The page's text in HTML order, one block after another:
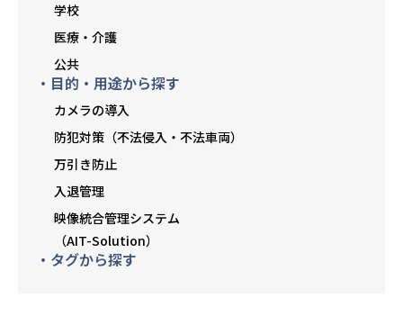
学校
医療・介護
公共
・目的・用途から探す
カメラの導入
防犯対策（不法侵入・不法車両）
万引き防止
入退管理
映像統合管理システム
（AIT-Solution）
・タグから探す